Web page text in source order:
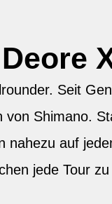
Seit
von Shimano.
nahezu auf
jede Tour